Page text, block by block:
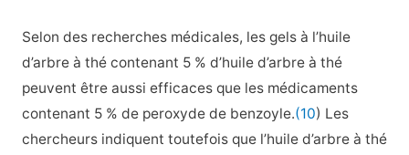
Selon des recherches médicales, les gels à l’huile
d’arbre à thé contenant 5 % d’huile d’arbre à thé
peuvent être aussi efficaces que les médicaments
contenant 5 % de peroxyde de benzoyle.(10) Les
chercheurs indiquent toutefois que l’huile d’arbre à thé